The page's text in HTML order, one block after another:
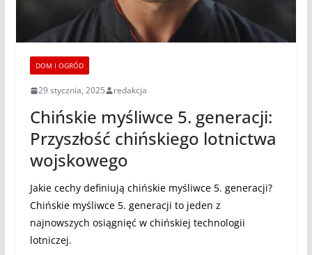
DOM I OGRÓD
29 stycznia, 2025 redakcja
Chińskie myśliwce 5. generacji:
Przyszłość chińskiego lotnictwa
wojskowego
Jakie cechy definiują chińskie myśliwce 5. generacji?
Chińskie myśliwce 5. generacji to jeden z
najnowszych osiągnięć w chińskiej technologii
lotniczej.